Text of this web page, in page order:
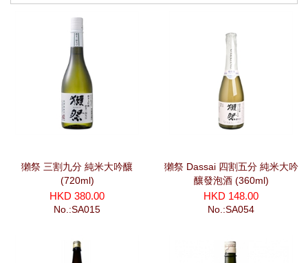
獺祭 三割九分 純米大吟釀
(720ml)
HKD 380.00
No.:SA015
獺祭 Dassai 四割五分 純米大吟
釀發泡酒 (360ml)
HKD 148.00
No.:SA054